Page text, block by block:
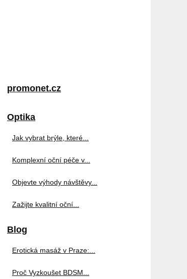
promonet.cz
Optika
Jak vybrat brýle, které...
Komplexní oční péče v...
Objevte výhody návštěvy...
Zažijte kvalitní oční...
Blog
Erotická masáž v Praze:...
Proč Vyzkoušet BDSM...